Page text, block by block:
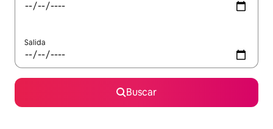
Salida
Buscar